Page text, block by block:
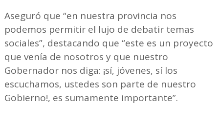
Aseguró que “en nuestra provincia nos
podemos permitir el lujo de debatir temas
sociales”, destacando que “este es un proyecto
que venía de nosotros y que nuestro
Gobernador nos diga: ¡sí, jóvenes, sí los
escuchamos, ustedes son parte de nuestro
Gobierno!, es sumamente importante”.